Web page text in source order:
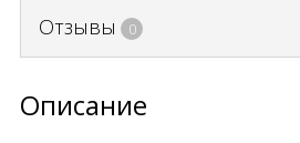
Отзывы 0
Описание